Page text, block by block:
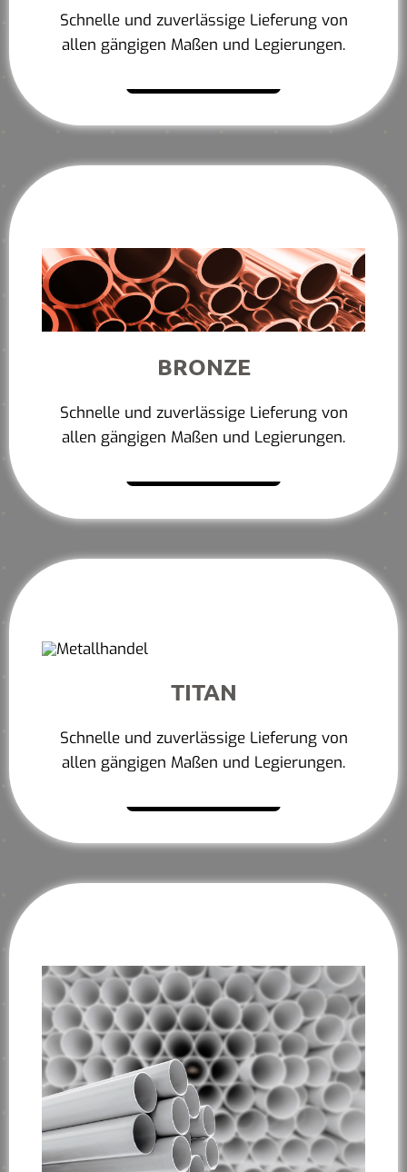
Schnelle und zuverlässige Lieferung von
allen gängigen Maßen und Legierungen.
BRONZE
Schnelle und zuverlässige Lieferung von
allen gängigen Maßen und Legierungen.
TITAN
Schnelle und zuverlässige Lieferung von
allen gängigen Maßen und Legierungen.